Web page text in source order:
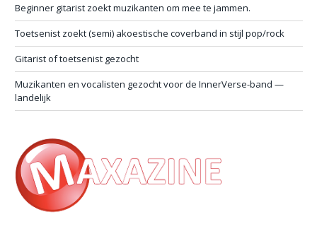
Beginner gitarist zoekt muzikanten om mee te jammen.
Toetsenist zoekt (semi) akoestische coverband in stijl pop/rock
Gitarist of toetsenist gezocht
Muzikanten en vocalisten gezocht voor de InnerVerse-band —
landelijk